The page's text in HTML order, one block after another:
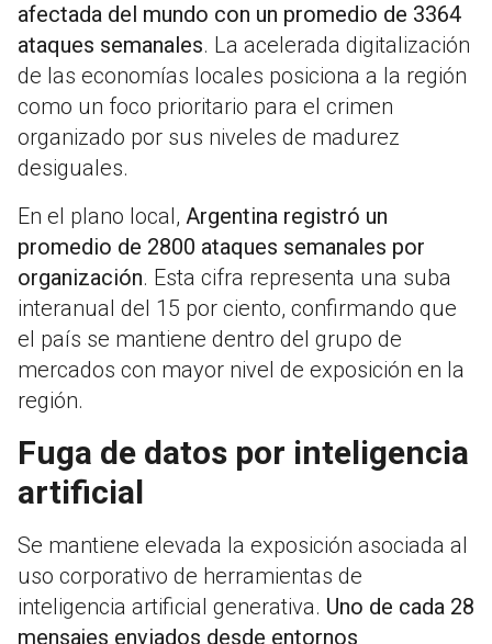
afectada del mundo con un promedio de 3364
ataques semanales. La acelerada digitalización
de las economías locales posiciona a la región
como un foco prioritario para el crimen
organizado por sus niveles de madurez
desiguales.
En el plano local, Argentina registró un
promedio de 2800 ataques semanales por
organización. Esta cifra representa una suba
interanual del 15 por ciento, confirmando que
el país se mantiene dentro del grupo de
mercados con mayor nivel de exposición en la
región.
Fuga de datos por inteligencia
artificial
Se mantiene elevada la exposición asociada al
uso corporativo de herramientas de
inteligencia artificial generativa. Uno de cada 28
mensajes enviados desde entornos